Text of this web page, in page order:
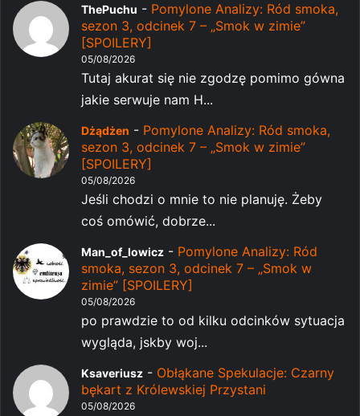
ThePuchu - Pomylone Analizy: Ród smoka,
sezon 3, odcinek 7 – „Smok w zimie”
[SPOILERY]
05/08/2026
Tutaj akurat się nie zgodzę pomimo gówna
jakie serwuje nam H...
Dżądżen - Pomylone Analizy: Ród smoka,
sezon 3, odcinek 7 – „Smok w zimie”
[SPOILERY]
05/08/2026
Jeśli chodzi o mnie to nie planuję. Żeby
coś omówić, dobrze...
Man_of_lowicz - Pomylone Analizy: Ród
smoka, sezon 3, odcinek 7 – „Smok w
zimie” [SPOILERY]
05/08/2026
po prawdzie to od kilku odcinków sytuacja
wygląda, jskby woj...
Ksaveriusz - Obłąkane Spekulacje: Czarny
bękart z Królewskiej Przystani
05/08/2026